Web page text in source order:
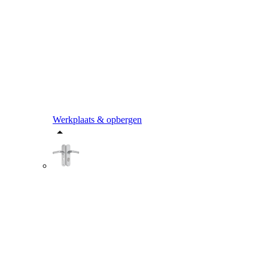
Werkplaats & opbergen